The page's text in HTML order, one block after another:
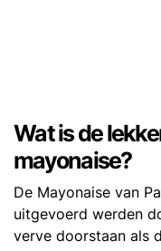
Wat is de
mayonaise?
De Mayonaise van
uitgevoerd werden
verve doorstaan als